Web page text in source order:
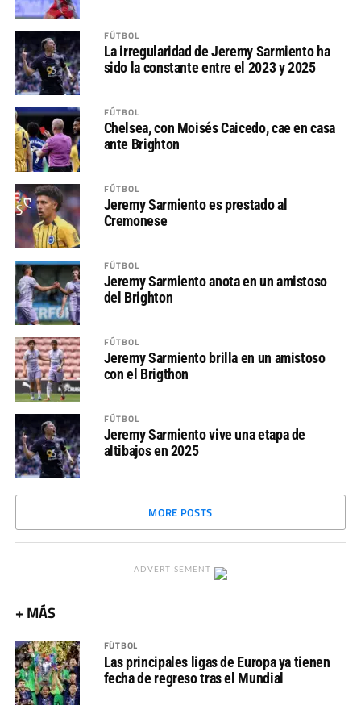
FÚTBOL
La irregularidad de Jeremy Sarmiento ha
sido la constante entre el 2023 y 2025
FÚTBOL
Chelsea, con Moisés Caicedo, cae en casa
ante Brighton
FÚTBOL
Jeremy Sarmiento es prestado al
Cremonese
FÚTBOL
Jeremy Sarmiento anota en un amistoso
del Brighton
FÚTBOL
Jeremy Sarmiento brilla en un amistoso
con el Brigthon
FÚTBOL
Jeremy Sarmiento vive una etapa de
altibajos en 2025
MORE POSTS
ADVERTISEMENT
+ MÁS
FÚTBOL
Las principales ligas de Europa ya tienen
fecha de regreso tras el Mundial